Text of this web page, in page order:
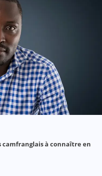
camfranglais à connaître en